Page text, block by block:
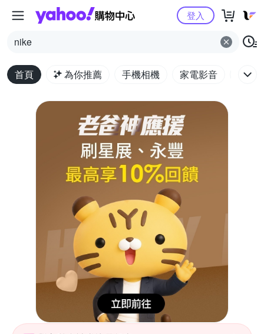
Yahoo購物中心
nike
登入
首頁 為你推薦 手機相機 家電影音 電腦